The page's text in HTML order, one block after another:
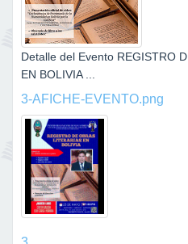
Detalle del Evento REGISTRO
EN BOLIVIA ...
3-AFICHE-EVENTO.png